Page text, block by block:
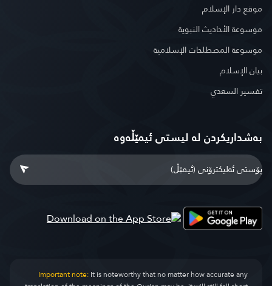
موقع دار الإسلام
موسوعة الأحاديث النبوية
موسوعة المصطلحات الإسلامية
بيان الإسلام
تفسير السعدي
بەشداریکردن لە لیستی ئیمێڵەوە
Important note:It is noteworthy that no matter how accurate any